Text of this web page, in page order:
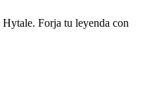
Forja tu leyenda con